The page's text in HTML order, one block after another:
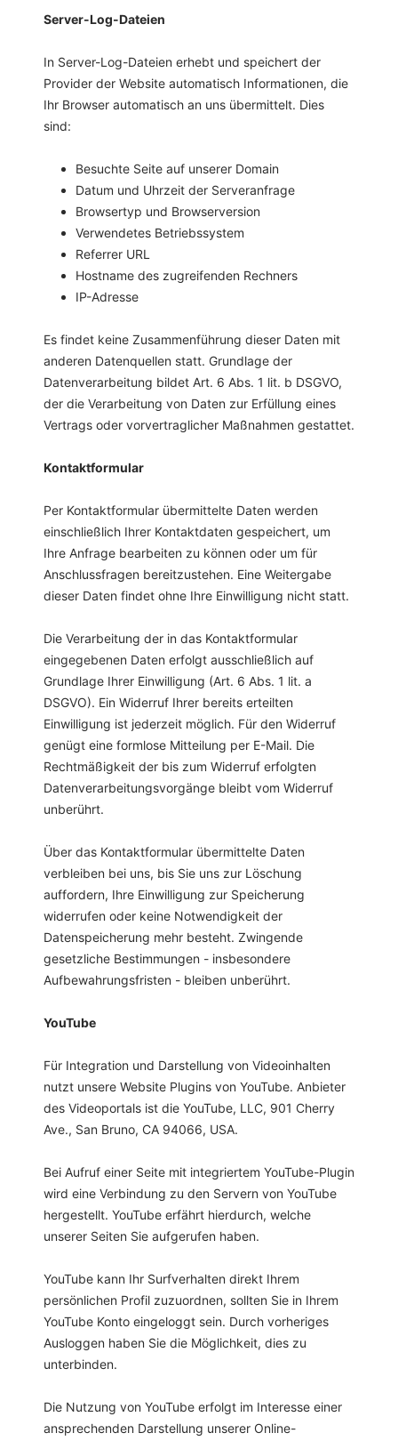
Server-Log-Dateien
In Server-Log-Dateien erhebt und speichert der
Provider der Website automatisch Informationen, die
Ihr Browser automatisch an uns übermittelt. Dies
sind:
Besuchte Seite auf unserer Domain
Datum und Uhrzeit der Serveranfrage
Browsertyp und Browserversion
Verwendetes Betriebssystem
Referrer URL
Hostname des zugreifenden Rechners
IP-Adresse
Es findet keine Zusammenführung dieser Daten mit
anderen Datenquellen statt. Grundlage der
Datenverarbeitung bildet Art. 6 Abs. 1 lit. b DSGVO,
der die Verarbeitung von Daten zur Erfüllung eines
Vertrags oder vorvertraglicher Maßnahmen gestattet.
Kontaktformular
Per Kontaktformular übermittelte Daten werden
einschließlich Ihrer Kontaktdaten gespeichert, um
Ihre Anfrage bearbeiten zu können oder um für
Anschlussfragen bereitzustehen. Eine Weitergabe
dieser Daten findet ohne Ihre Einwilligung nicht statt.
Die Verarbeitung der in das Kontaktformular
eingegebenen Daten erfolgt ausschließlich auf
Grundlage Ihrer Einwilligung (Art. 6 Abs. 1 lit. a
DSGVO). Ein Widerruf Ihrer bereits erteilten
Einwilligung ist jederzeit möglich. Für den Widerruf
genügt eine formlose Mitteilung per E-Mail. Die
Rechtmäßigkeit der bis zum Widerruf erfolgten
Datenverarbeitungsvorgänge bleibt vom Widerruf
unberührt.
Über das Kontaktformular übermittelte Daten
verbleiben bei uns, bis Sie uns zur Löschung
auffordern, Ihre Einwilligung zur Speicherung
widerrufen oder keine Notwendigkeit der
Datenspeicherung mehr besteht. Zwingende
gesetzliche Bestimmungen - insbesondere
Aufbewahrungsfristen - bleiben unberührt.
YouTube
Für Integration und Darstellung von Videoinhalten
nutzt unsere Website Plugins von YouTube. Anbieter
des Videoportals ist die YouTube, LLC, 901 Cherry
Ave., San Bruno, CA 94066, USA.
Bei Aufruf einer Seite mit integriertem YouTube-Plugin
wird eine Verbindung zu den Servern von YouTube
hergestellt. YouTube erfährt hierdurch, welche
unserer Seiten Sie aufgerufen haben.
YouTube kann Ihr Surfverhalten direkt Ihrem
persönlichen Profil zuzuordnen, sollten Sie in Ihrem
YouTube Konto eingeloggt sein. Durch vorheriges
Ausloggen haben Sie die Möglichkeit, dies zu
unterbinden.
Die Nutzung von YouTube erfolgt im Interesse einer
ansprechenden Darstellung unserer Online-